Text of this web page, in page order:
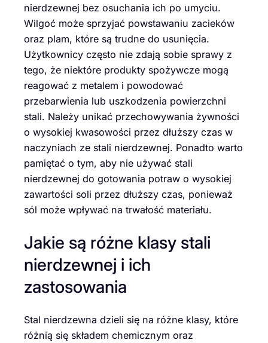
nierdzewnej bez osuchania ich po umyciu.
Wilgoć może sprzyjać powstawaniu zacieków
oraz plam, które są trudne do usunięcia.
Użytkownicy często nie zdają sobie sprawy z
tego, że niektóre produkty spożywcze mogą
reagować z metalem i powodować
przebarwienia lub uszkodzenia powierzchni
stali. Należy unikać przechowywania żywności
o wysokiej kwasowości przez dłuższy czas w
naczyniach ze stali nierdzewnej. Ponadto warto
pamiętać o tym, aby nie używać stali
nierdzewnej do gotowania potraw o wysokiej
zawartości soli przez dłuższy czas, ponieważ
sól może wpływać na trwałość materiału.
Jakie są różne klasy stali
nierdzewnej i ich
zastosowania
Stal nierdzewna dzieli się na różne klasy, które
różnią się składem chemicznym oraz